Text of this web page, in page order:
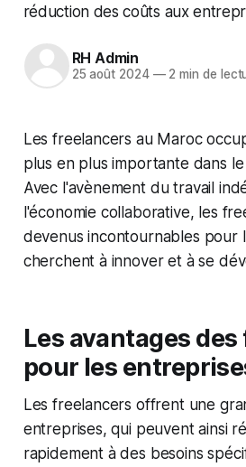
réduction des coûts aux
RH Admin
25 août 2024 —2 min de
Les freelancers au Maroc
plus en plus importante dans
Avec l'avènement du travail
l'économie collaborative, les
devenus incontournables pour
cherchent à innover et à se
Les avantages
pour les
Les freelancers offrent une
entreprises, qui peuvent ainsi
rapidement à des besoins